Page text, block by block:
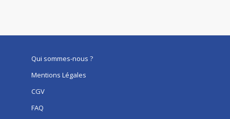
Qui sommes-nous ?
Mentions Légales
CGV
FAQ